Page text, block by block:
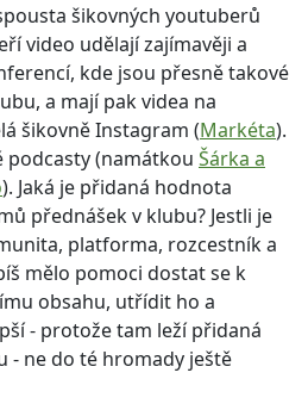
šikovných youtuberů
video udělají zajímavěji a
kde jsou přesně takové
a mají pak videa na
šikovně Instagram (Markéta).
podcasty (namátkou Šárka a
). Jaká je přidaná hodnota
přednášek v klubu? Jestli je
platforma, rozcestník a
mělo pomoci dostat se k
obsahu, utřídit ho a
- protože tam leží přidaná
- ne do té hromady ještě